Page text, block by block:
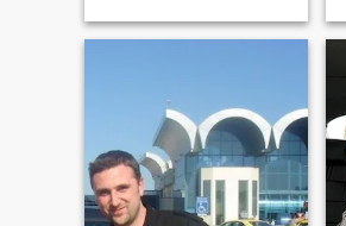
la que compartir mis
dejarme una línea! Me gusta
la litteratura y el cine. Me
gustan Gogol y Tolstoi, pero
también autores franceses,
americanos, italianos,
checos, alemanes, españoles
y latinoamericanos. Voy a